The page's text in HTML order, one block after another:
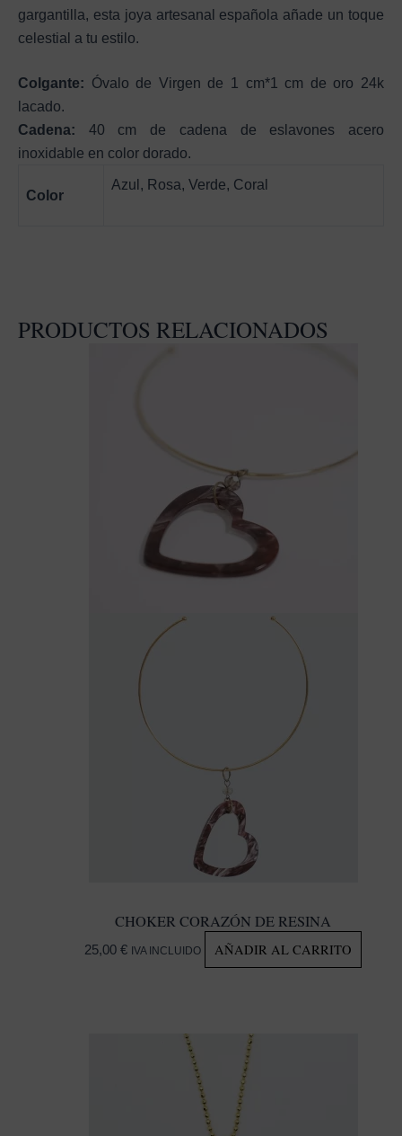
gargantilla, esta joya artesanal española añade un toque
celestial a tu estilo.
Colgante: Óvalo de Virgen de 1 cm*1 cm de oro 24k
lacado.
Cadena: 40 cm de cadena de eslavones acero
inoxidable en color dorado.
Color
Azul, Rosa, Verde, Coral
PRODUCTOS RELACIONADOS
CHOKER CORAZÓN DE RESINA
25,00€ IVA INCLUIDO AÑADIR AL CARRITO